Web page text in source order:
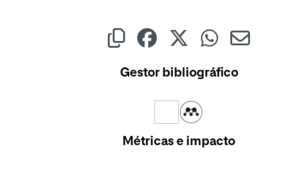
Gestor bibliográfico
Métricas e impacto